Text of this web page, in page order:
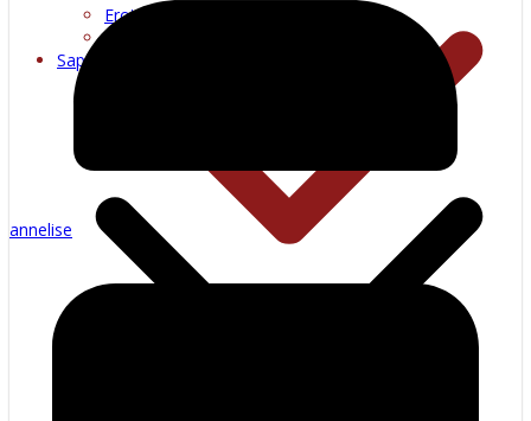
Erotiese kuns
Warm multimedia
Sapioseksueel
annelise